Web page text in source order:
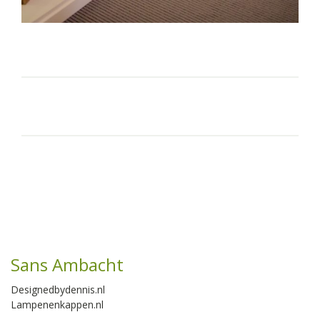
Sans Ambacht
Designedbydennis.nl
Lampenenkappen.nl